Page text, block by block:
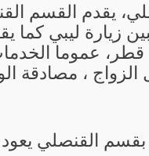
يقدم القسم
زيارة ليبي كما
عموما
الزواج ، مصادقة
بقسم القنصلي